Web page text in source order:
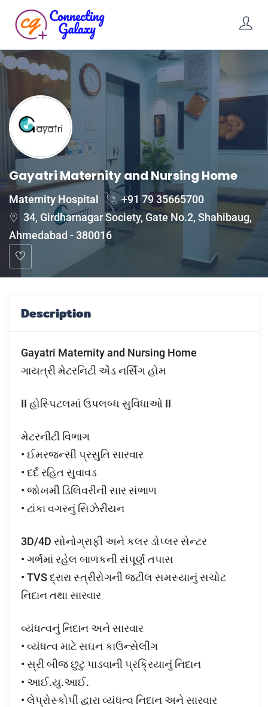
Gayatri Maternity and Nursing Home
Maternity Hospital
+91 79 35665700
34, Girdharnagar Society, Gate No.2, Shahibaug,
Ahmedabad - 380016
Description
Gayatri Maternity and Nursing Home
ગાયત્રી મેટરનિટી એંડ નર્સિંગ હોમ
II હોસ્પિટલમાં ઉપલબ્ધ સુવિધાઓ II
મેટરનીટી વિભાગ
• ઈમરજન્સી પ્રસુતિ સારવાર
• દર્દ રહિત સુવાવડ
• જોખમી ડિલિવરીની સાર સંભાળ
• ટાંકા વગરનું સિઝેરીયન
3D/4D સોનોગ્રાફી અને કલર ડોપ્લર સેન્ટર
• ગર્ભમાં રહેલ બાળકની સંપૂર્ણ તપાસ
• TVS દ્રારા સ્ત્રીરોગની જટીલ સમસ્યાનું સચોટ
નિદાન તથા સારવાર
વ્યંધત્વનું નિદાન અને સારવાર
• વ્યંધત્વ માટે સઘન કાઉન્સેલીંગ
• સ્રી બીજ છુટુ પાડવાની પ્રક્રિયાનું નિદાન
• આઈ.યુ.આઈ.
• લેપ્રોસ્કોપી દ્વારા વ્યંધત્વ નિદાન અને સારવાર